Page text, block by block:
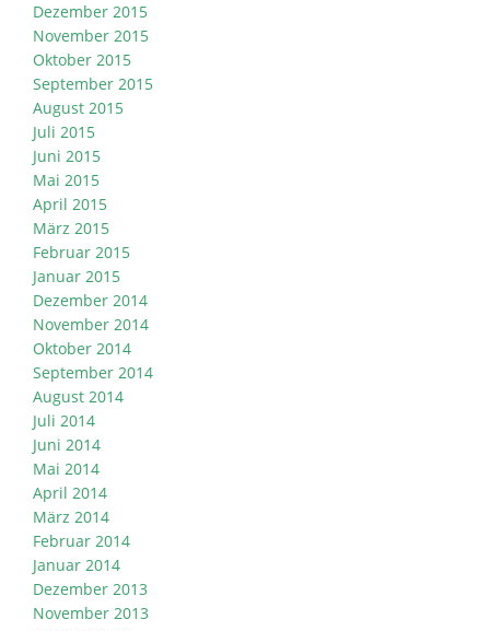
Dezember 2015
November 2015
Oktober 2015
September 2015
August 2015
Juli 2015
Juni 2015
Mai 2015
April 2015
März 2015
Februar 2015
Januar 2015
Dezember 2014
November 2014
Oktober 2014
September 2014
August 2014
Juli 2014
Juni 2014
Mai 2014
April 2014
März 2014
Februar 2014
Januar 2014
Dezember 2013
November 2013